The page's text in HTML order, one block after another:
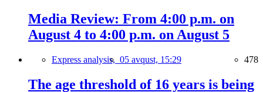
Media Review: From 4:00 p.m. on
August 4 to 4:00 p.m. on August 5
Express analysis, 05 avqust, 15:29 478
The age threshold of 16 years is being